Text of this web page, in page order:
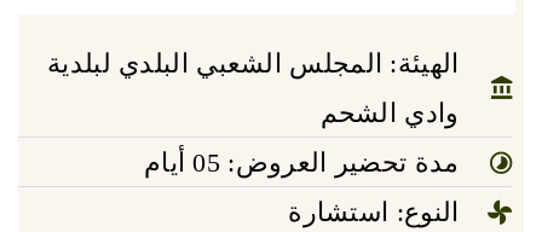
الهيئة: المجلس الشعبي البلدي لبلدية
وادي الشحم
مدة تحضير العروض: 05 أيام
النوع: استشارة